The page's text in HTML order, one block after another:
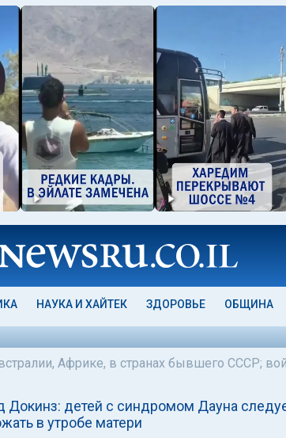
НАУКА И ХАЙТЕК ЗДОРОВЬЕ ОБЩИНА
Африке, в странах бывшего СССР;
Докинз: детей с синдромом Дауна
в утробе матери